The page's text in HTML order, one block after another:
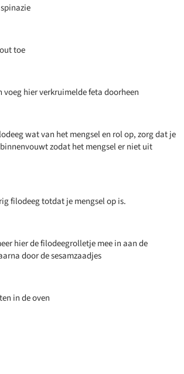
toe
voeg hier verkruimelde feta doorheen
wat van het mengsel en rol op, zorg dat je
zodat het mengsel er niet uit
filodeeg totdat je mengsel op is.
hier de filodeegrolletje mee in aan de
door de sesamzaadjes
in de oven